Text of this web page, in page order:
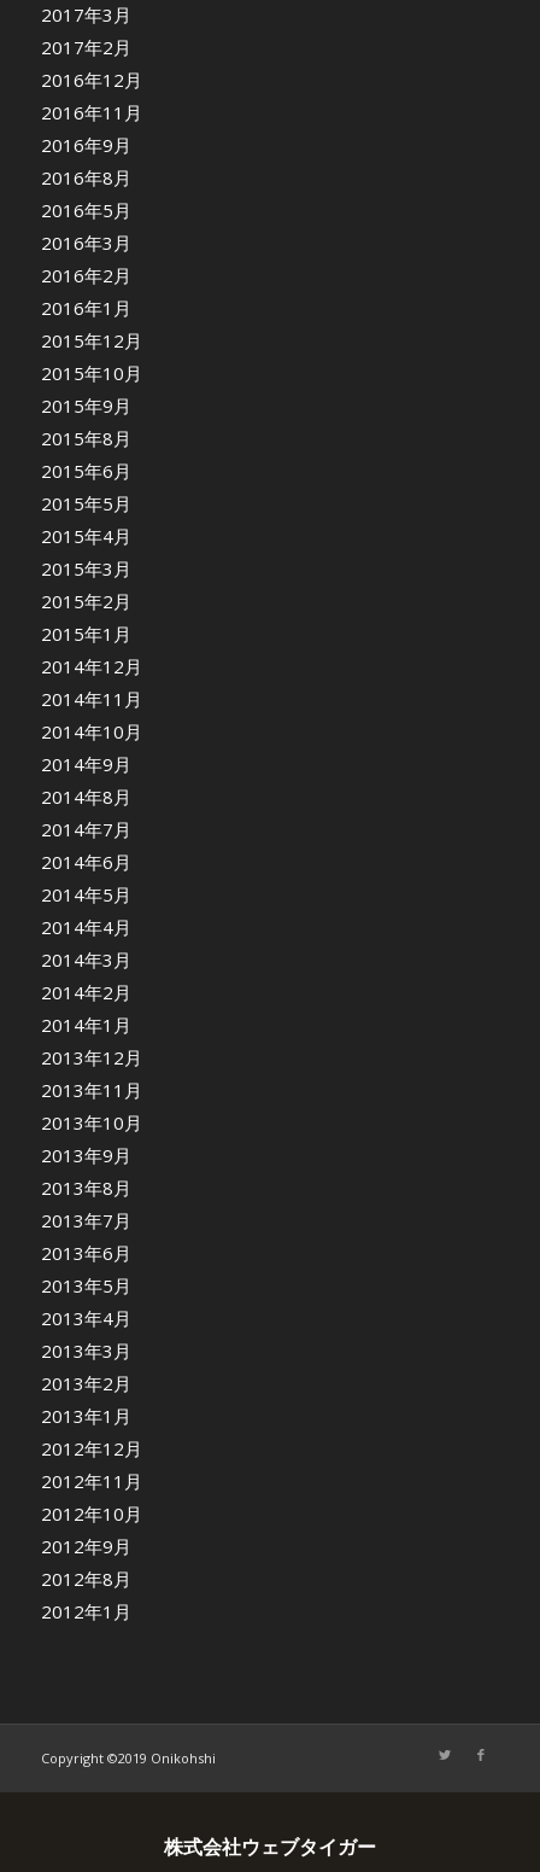
2017年3月
2017年2月
2016年12月
2016年11月
2016年9月
2016年8月
2016年5月
2016年3月
2016年2月
2016年1月
2015年12月
2015年10月
2015年9月
2015年8月
2015年6月
2015年5月
2015年4月
2015年3月
2015年2月
2015年1月
2014年12月
2014年11月
2014年10月
2014年9月
2014年8月
2014年7月
2014年6月
2014年5月
2014年4月
2014年3月
2014年2月
2014年1月
2013年12月
2013年11月
2013年10月
2013年9月
2013年8月
2013年7月
2013年6月
2013年5月
2013年4月
2013年3月
2013年2月
2013年1月
2012年12月
2012年11月
2012年10月
2012年9月
2012年8月
2012年1月
Copyright ©2019 Onikohshi
株式会社ウェブタイガー